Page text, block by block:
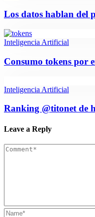
Los datos hablan del
Inteligencia Artificial
Consumo tokens por
Inteligencia Artificial
Ranking @titonet de
Leave a Reply